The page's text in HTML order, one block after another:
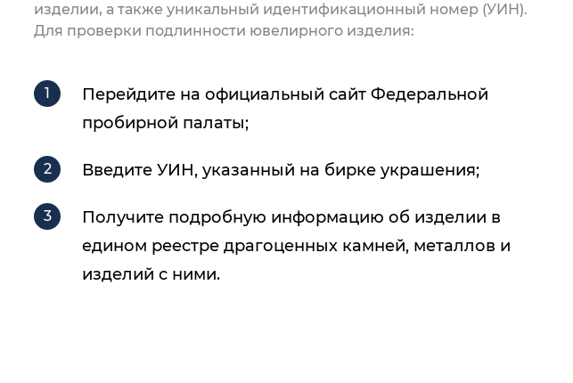
изделии, а также уникальный идентификационный номер (УИН).
Для проверки подлинности ювелирного изделия:
Перейдите на официальный сайт Федеральной
пробирной палаты;
Введите УИН, указанный на бирке украшения;
Получите подробную информацию об изделии в
едином реестре драгоценных камней, металлов и
изделий с ними.